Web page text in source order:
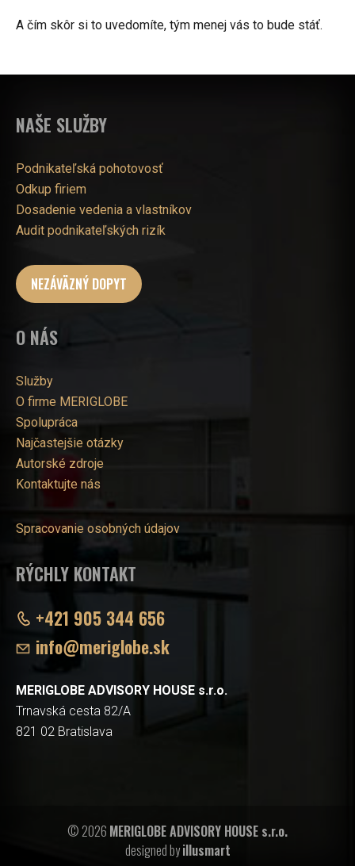
A čím skôr si to uvedomíte, tým menej vás to bude stáť.
NAŠE SLUŽBY
Podnikateľská pohotovosť
Odkup firiem
Dosadenie vedenia a vlastníkov
Audit podnikateľských rizík
NEZÁVÄZNÝ DOPYT
O NÁS
Služby
O firme MERIGLOBE
Spolupráca
Najčastejšie otázky
Autorské zdroje
Kontaktujte nás
Spracovanie osobných údajov
RÝCHLY KONTAKT
+421 905 344 656
info@meriglobe.sk
MERIGLOBE ADVISORY HOUSE s.r.o.
Trnavská cesta 82/A
821 02 Bratislava
© 2026 MERIGLOBE ADVISORY HOUSE s.r.o.
designed byillusmart